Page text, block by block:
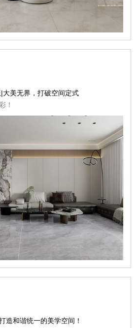
美无界，打破空间定式
！
造和谐统一的美学空间！